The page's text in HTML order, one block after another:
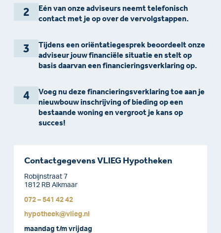
2
Eén van onze adviseurs neemt telefonisch
contact met je op over de vervolgstappen.
3
Tijdens een oriëntatiegesprek beoordeelt onze
adviseur jouw financiële situatie en stelt op
basis daarvan een financieringsverklaring op.
4
Voeg nu deze financieringsverklaring toe aan je
nieuwbouw inschrijving of bieding op een
bestaande woning en vergroot je kans op
succes!
Contactgegevens VLIEG Hypotheken
Robijnstraat 7
1812 RB Alkmaar
072 – 541 42 42
hypotheek@vlieg.nl
maandag t/m vrijdag